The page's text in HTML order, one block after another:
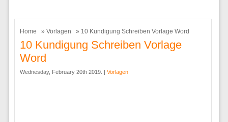
Home » Vorlagen » 10 Kundigung Schreiben Vorlage Word
10 Kundigung Schreiben Vorlage
Word
Wednesday, February 20th 2019. | Vorlagen